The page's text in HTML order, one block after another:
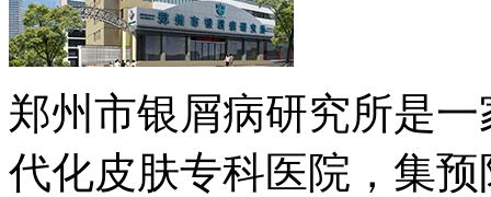
郑州市银屑病研究所是
代化皮肤专科医院，集